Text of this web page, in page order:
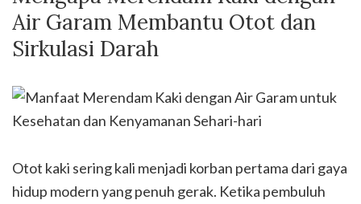
Air Garam Membantu Otot dan
Sirkulasi Darah
Otot kaki sering kali menjadi korban pertama dari gaya
hidup modern yang penuh gerak. Ketika pembuluh